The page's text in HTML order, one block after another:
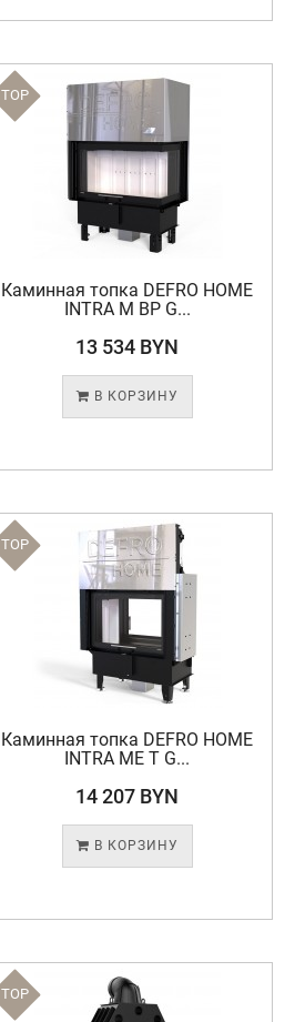
TOP
Каминная топка DEFRO HOME
INTRA M BP G...
13 534 BYN
В КОРЗИНУ
TOP
Каминная топка DEFRO HOME
INTRA ME T G...
14 207 BYN
В КОРЗИНУ
TOP